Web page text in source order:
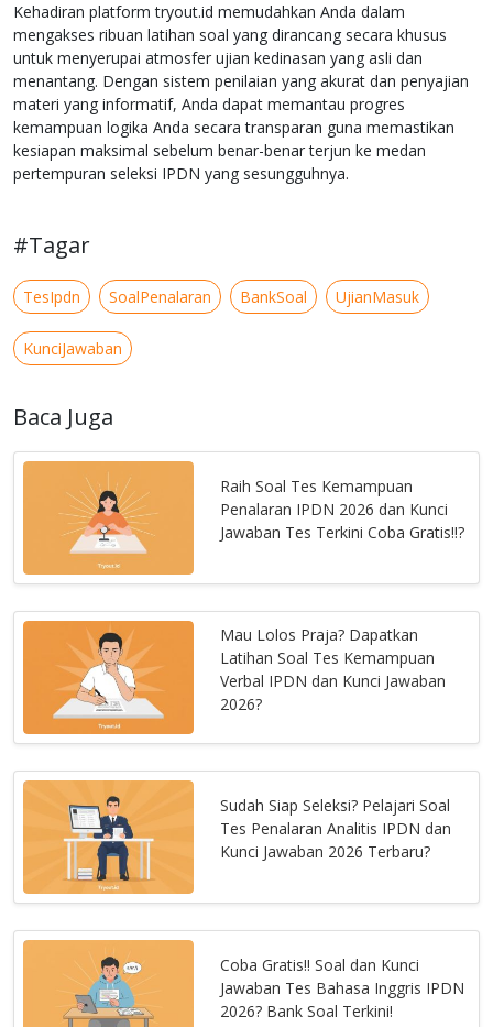
Kehadiran platform tryout.id memudahkan Anda dalam
mengakses ribuan latihan soal yang dirancang secara khusus
untuk menyerupai atmosfer ujian kedinasan yang asli dan
menantang. Dengan sistem penilaian yang akurat dan penyajian
materi yang informatif, Anda dapat memantau progres
kemampuan logika Anda secara transparan guna memastikan
kesiapan maksimal sebelum benar-benar terjun ke medan
pertempuran seleksi IPDN yang sesungguhnya.
#Tagar
TesIpdn SoalPenalaran BankSoal UjianMasuk
KunciJawaban
Baca Juga
Raih Soal Tes Kemampuan
Penalaran IPDN 2026 dan Kunci
Jawaban Tes Terkini Coba Gratis!!?
Mau Lolos Praja? Dapatkan
Latihan Soal Tes Kemampuan
Verbal IPDN dan Kunci Jawaban
2026?
Sudah Siap Seleksi? Pelajari Soal
Tes Penalaran Analitis IPDN dan
Kunci Jawaban 2026 Terbaru?
Coba Gratis!! Soal dan Kunci
Jawaban Tes Bahasa Inggris IPDN
2026? Bank Soal Terkini!